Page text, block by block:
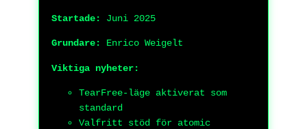
Startade: Juni 2025
Grundare: Enrico Weigelt
Viktiga nyheter:
TearFree-läge aktiverat som
standard
Valfritt stöd för atomic